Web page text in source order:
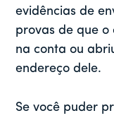
evidências de
provas de que o
na conta ou
endereço dele.
Se você puder